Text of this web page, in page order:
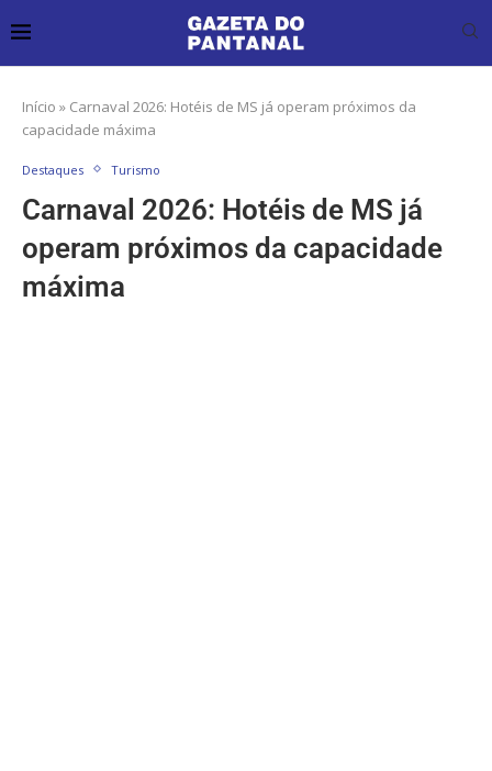
Início » Carnaval 2026: Hotéis de MS já operam próximos da
capacidade máxima
Destaques Turismo
Carnaval 2026: Hotéis de MS já
operam próximos da capacidade
máxima